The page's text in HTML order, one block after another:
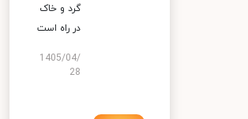
گرد و خاک
در راه است
1405/04/
28